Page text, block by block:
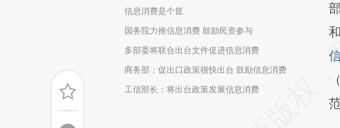
信息消费是个筐
国务院力推信息消费 鼓励民资参与
多部委将联合出台文件促进信息消费
商务部：促出口政策很快出台 鼓励信息消费
工信部长：将出台政策发展信息消费